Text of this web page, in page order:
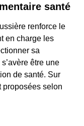
santé
renforce le
en charge les
sa
être une
de santé. Sur
proposées selon